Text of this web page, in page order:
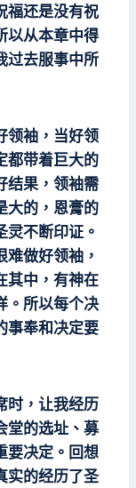
福还是没有祝
以从本章中得
过去服事中所
领袖，当好领
都带着巨大的
结果，领袖需
大的，恩膏的
不断印证。
做好领袖，
其中，有神在
。所以每个决
事奉和决定要
时，让我经历
堂的选址、募
要决定。回想
实的经历了圣